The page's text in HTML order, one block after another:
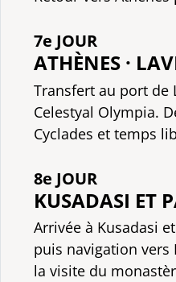
7e JOUR
ATHÈNES ·
Transfert au port de
Celestyal Olympia.
Cyclades et temps
8e JOUR
KUSADASI ET
Arrivée à Kusadasi
puis navigation vers
la visite du